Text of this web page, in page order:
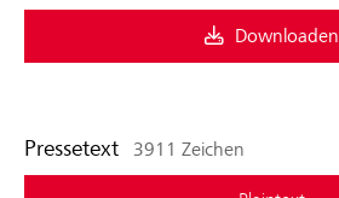
Downloaden
Pressetext 3911 Zeichen